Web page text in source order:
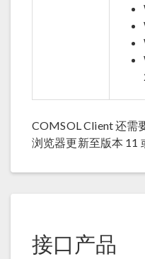
COMSOL Client 还需
浏览器更新至版本 11
接口产品